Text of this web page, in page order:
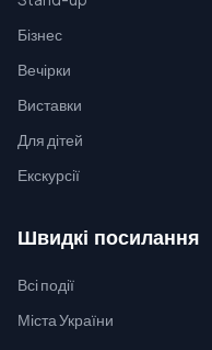
Бізнес
Вечірки
Виставки
Для дітей
Екскурсії
Швидкі посилання
Всі події
Міста України